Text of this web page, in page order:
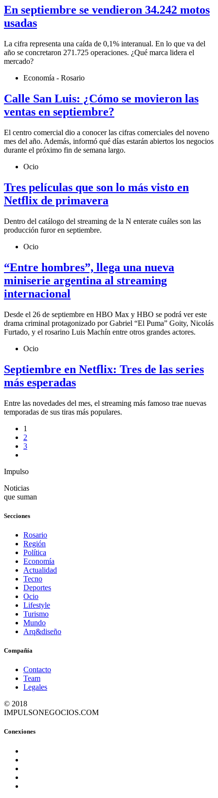
En septiembre se vendieron 34.242 motos
usadas
La cifra representa una caída de 0,1% interanual. En lo que va del
año se concretaron 271.725 operaciones. ¿Qué marca lidera el
mercado?
Economía - Rosario
Calle San Luis: ¿Cómo se movieron las
ventas en septiembre?
El centro comercial dio a conocer las cifras comerciales del noveno
mes del año. Además, informó qué días estarán abiertos los negocios
durante el próximo fin de semana largo.
Ocio
Tres películas que son lo más visto en
Netflix de primavera
Dentro del catálogo del streaming de la N enterate cuáles son las
producción furor en septiembre.
Ocio
“Entre hombres”, llega una nueva
miniserie argentina al streaming
internacional
Desde el 26 de septiembre en HBO Max y HBO se podrá ver este
drama criminal protagonizado por Gabriel “El Puma” Goity, Nicolás
Furtado, y el rosarino Luis Machín entre otros grandes actores.
Ocio
Septiembre en Netflix: Tres de las series
más esperadas
Entre las novedades del mes, el streaming más famoso trae nuevas
temporadas de sus tiras más populares.
1
2
3
Impulso
Noticias
que suman
Secciones
Rosario
Región
Política
Economía
Actualidad
Tecno
Deportes
Ocio
Lifestyle
Turismo
Mundo
Arq&diseño
Compañía
Contacto
Team
Legales
© 2018
IMPULSONEGOCIOS.COM
Conexiones